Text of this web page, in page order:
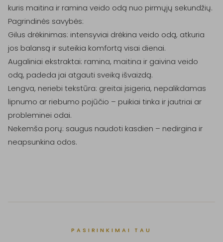
kuris maitina ir ramina veido odą nuo pirmųjų sekundžių.
Pagrindinės savybės:
Gilus drėkinimas: intensyviai drėkina veido odą, atkuria
jos balansą ir suteikia komfortą visai dienai.
Augaliniai ekstraktai: ramina, maitina ir gaivina veido
odą, padeda jai atgauti sveiką išvaizdą.
Lengva, neriebi tekstūra: greitai įsigeria, nepalikdamas
lipnumo ar riebumo pojūčio – puikiai tinka ir jautriai ar
probleminei odai.
Nekemša porų: saugus naudoti kasdien – nedirgina ir
neapsunkina odos.
PASIRINKIMAI TAU